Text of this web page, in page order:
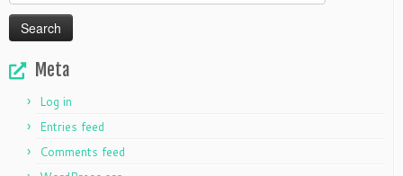
for:
Meta
Log in
Entries feed
Comments feed